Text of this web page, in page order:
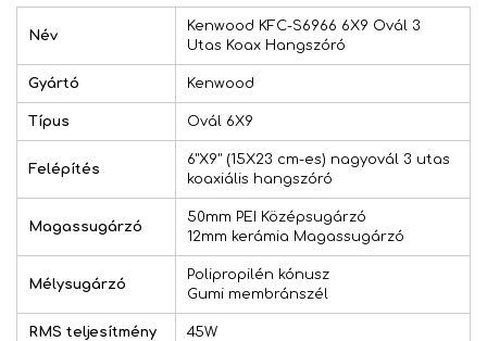
Név
Kenwood KFC-S6966 6X9 Ovál 3
Utas Koax Hangszóró
Gyártó Kenwood
Típus Ovál 6X9
Felépítés
6"X9" (15X23 cm-es) nagyovál 3 utas
koaxiális hangszóró
Magassugárzó
50mm PEI Középsugárzó
12mm kerámia Magassugárzó
Mélysugárzó
Polipropilén kónusz
Gumi membránszél
RMS teljesítmény 45W